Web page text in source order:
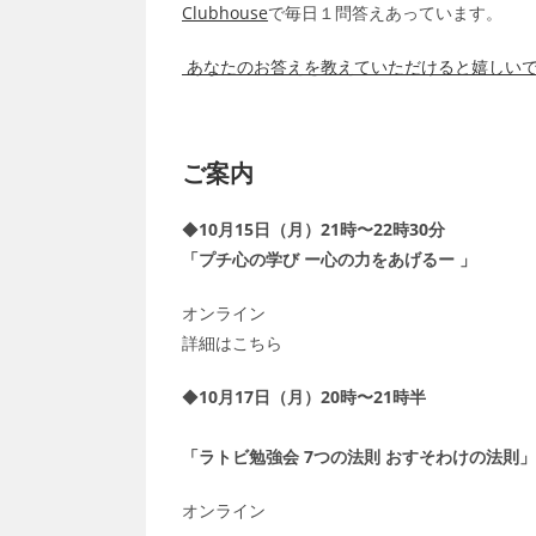
Clubhouseで毎日１問答えあっています。
あなたのお答えを教えていただけると嬉しい
ご案内
◆10月15日（月）21時〜22時30分
「プチ心の学び ー心の力をあげるー 」
オンライン
詳細はこちら
◆10月17日（月）20時〜21時半
「ラトビ勉強会 7つの法則 おすそわけの法則」
オンライン